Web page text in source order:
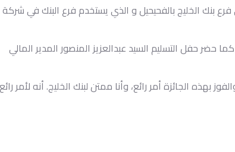
بنك الخليج بالفحيحيل و الذي يستخدم فرع البنك في
حضر حفل التسليم السيد عبدالعزيز المنصور المدير المالي
بهذه الجائزة أمر رائع، وأنا ممتن لبنك الخليج. أنه لأمر